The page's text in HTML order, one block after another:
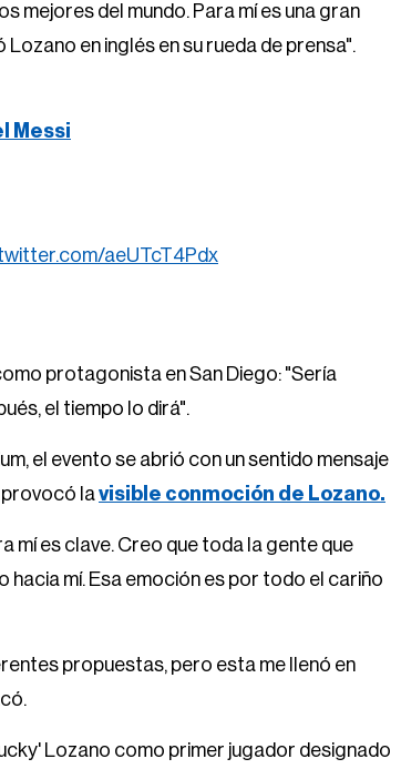
mejores del mundo. Para mí es una gran
en inglés en su rueda de prensa".
Messi
aeUTcT4Pdx
protagonista en San Diego: "Sería
el tiempo lo dirá".
el evento se abrió con un sentido mensaje
provocó lavisible conmoción de Lozano.
mí es clave. Creo que toda la gente que
mí. Esa emoción es por todo el cariño
propuestas, pero esta me llenó en
Lozano como primer jugador designado